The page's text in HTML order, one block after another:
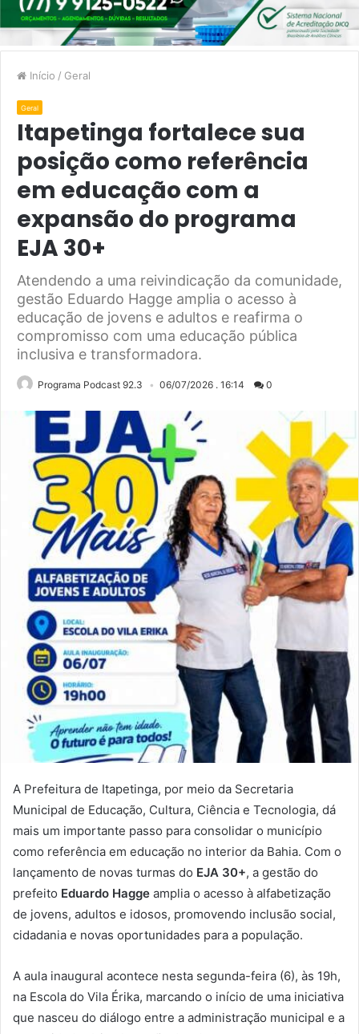
Início / Geral
Geral
Itapetinga fortalece sua
posição como referência
em educação com a
expansão do programa
EJA 30+
Atendendo a uma reivindicação da comunidade,
gestão Eduardo Hagge amplia o acesso à
educação de jovens e adultos e reafirma o
compromisso com uma educação pública
inclusiva e transformadora.
Programa Podcast 92.3 06/07/2026 . 16:14 0
A Prefeitura de Itapetinga, por meio da Secretaria
Municipal de Educação, Cultura, Ciência e Tecnologia, dá
mais um importante passo para consolidar o município
como referência em educação no interior da Bahia. Com o
lançamento de novas turmas do EJA 30+, a gestão do
prefeito Eduardo Hagge amplia o acesso à alfabetização
de jovens, adultos e idosos, promovendo inclusão social,
cidadania e novas oportunidades para a população.
A aula inaugural acontece nesta segunda-feira (6), às 19h,
na Escola do Vila Érika, marcando o início de uma iniciativa
que nasceu do diálogo entre a administração municipal e a